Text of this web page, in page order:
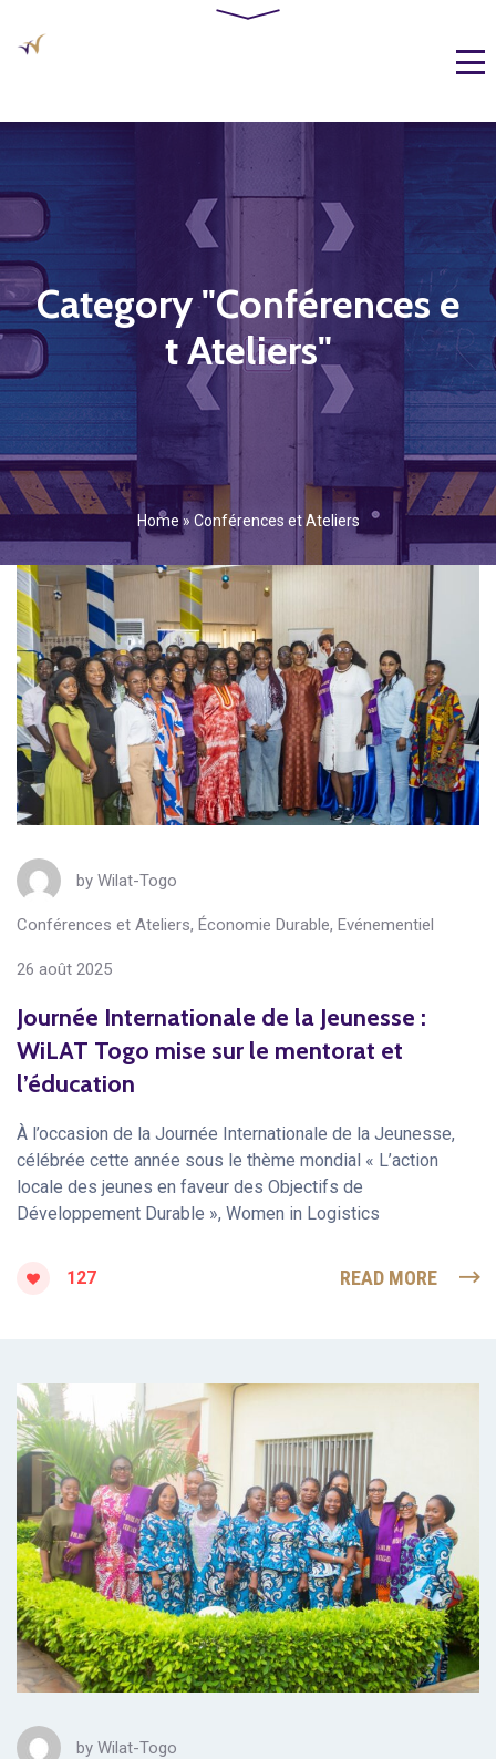
Category "Conférences e
t Ateliers"
Home » Conférences et Ateliers
by Wilat-Togo
Conférences et Ateliers, Économie Durable, Evénementiel
26 août 2025
Journée Internationale de la Jeunesse :
WiLAT Togo mise sur le mentorat et
l’éducation
À l’occasion de la Journée Internationale de la Jeunesse,
célébrée cette année sous le thème mondial « L’action
locale des jeunes en faveur des Objectifs de
Développement Durable », Women in Logistics
127 READ MORE
by Wilat-Togo